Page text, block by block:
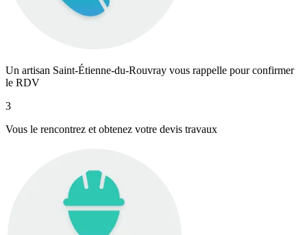
Un artisan Saint-Étienne-du-Rouvray vous rappelle pour confirmer
le RDV
3
Vous le rencontrez et obtenez votre devis travaux